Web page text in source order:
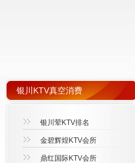
银川KTV真空消费
银川荤KTV排名
金碧辉煌KTV会所
鼎红国际KTV会所